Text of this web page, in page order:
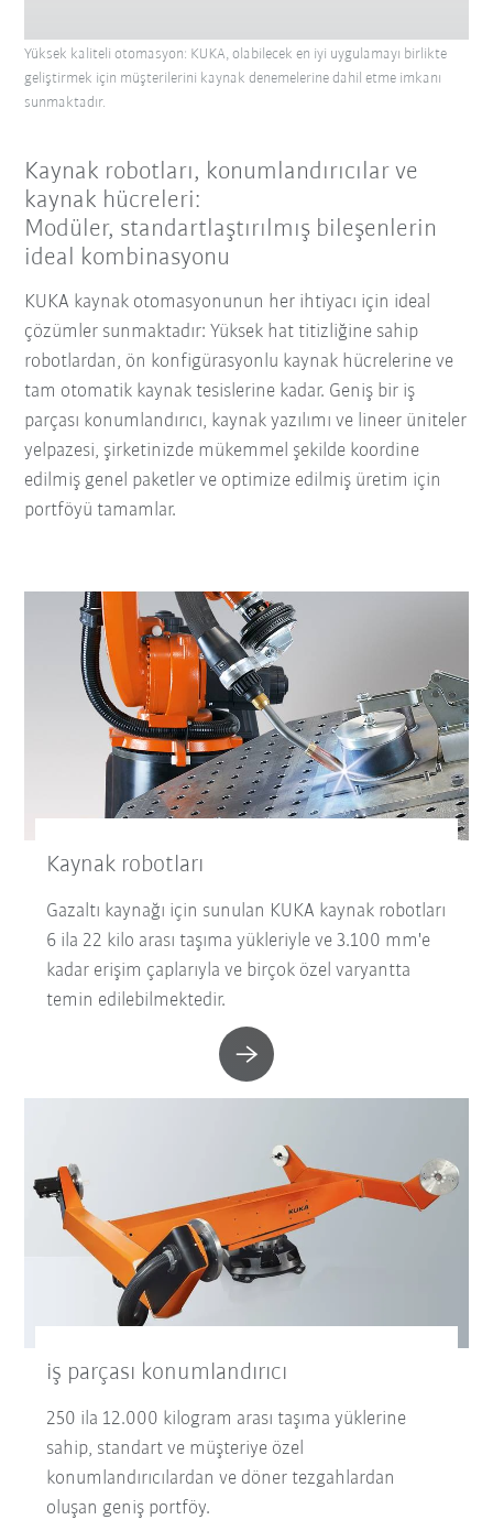
Yüksek kaliteli otomasyon: KUKA, olabilecek en iyi uygulamayı birlikte
geliştirmek için müşterilerini kaynak denemelerine dahil etme imkanı
sunmaktadır.
Kaynak robotları, konumlandırıcılar ve
kaynak hücreleri:
Modüler, standartlaştırılmış bileşenlerin
ideal kombinasyonu
KUKA kaynak otomasyonunun her ihtiyacı için ideal
çözümler sunmaktadır: Yüksek hat titizliğine sahip
robotlardan, ön konfigürasyonlu kaynak hücrelerine ve
tam otomatik kaynak tesislerine kadar. Geniş bir iş
parçası konumlandırıcı, kaynak yazılımı ve lineer üniteler
yelpazesi, şirketinizde mükemmel şekilde koordine
edilmiş genel paketler ve optimize edilmiş üretim için
portföyü tamamlar.
Kaynak robotları
Gazaltı kaynağı için sunulan KUKA kaynak robotları
6 ila 22 kilo arası taşıma yükleriyle ve 3.100 mm'e
kadar erişim çaplarıyla ve birçok özel varyantta
temin edilebilmektedir.
iş parçası konumlandırıcı
250 ila 12.000 kilogram arası taşıma yüklerine
sahip, standart ve müşteriye özel
konumlandırıcılardan ve döner tezgahlardan
oluşan geniş portföy.